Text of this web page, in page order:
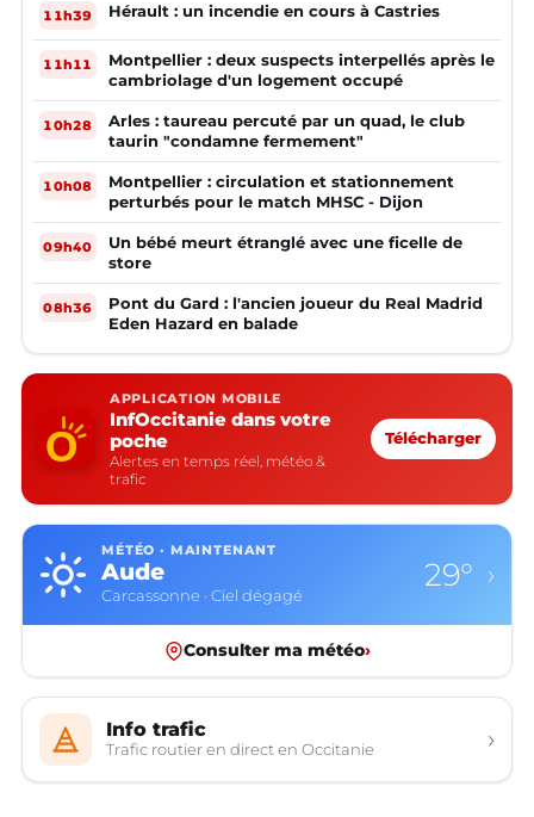
11h39 Hérault : un incendie en cours à Castries
11h11
Montpellier : deux suspects interpellés après le
cambriolage d'un logement occupé
10h28
Arles : taureau percuté par un quad, le club
taurin "condamne fermement"
10h08
Montpellier : circulation et stationnement
perturbés pour le match MHSC - Dijon
09h40
Un bébé meurt étranglé avec une ficelle de
store
08h36
Pont du Gard : l'ancien joueur du Real Madrid
Eden Hazard en balade
APPLICATION MOBILE
InfOccitanie dans votre
poche
Alertes en temps réel, météo &
trafic
Télécharger
MÉTÉO · MAINTENANT
Aude
Carcassonne · Ciel dégagé
29° ›
Consulter ma météo›
Info trafic
Trafic routier en direct en Occitanie ›